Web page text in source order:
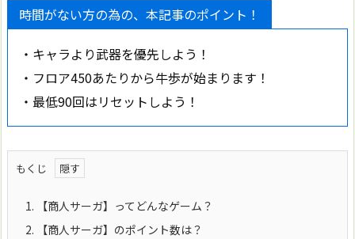
時間がない方の為の、本記事のポイント！
・キャラより武器を優先しよう！
・フロア450あたりから牛歩が始まります！
・最低90回はリセットしよう！
もくじ
1. 【商人サーガ】ってどんなゲーム？
2. 【商人サーガ】のポイント数は？